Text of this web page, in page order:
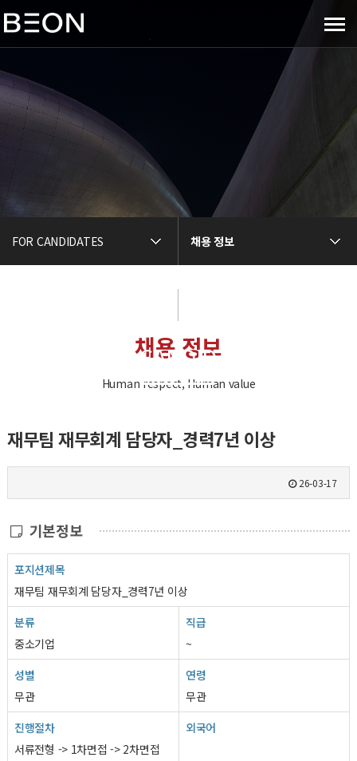
메
FOR CANDIDATES 채용 정보
FOR CANDIDATES
채용 정보
Human respect, Human value
재무팀 재무회계 담당자_경력7년 이상
26-03-17
기본정보
포지션제목
재무팀 재무회계 담당자_경력7년 이상
분류
중소기업
직급
~
성별
무관
연령
무관
진행절차
서류전형 -> 1차면접 -> 2차면접
외국어